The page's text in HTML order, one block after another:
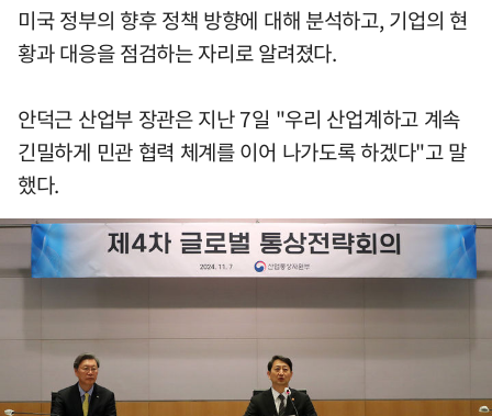
미국 정부의 향후 정책 방향에 대해 분석하고, 기업의 현
황과 대응을 점검하는 자리로 알려졌다.
안덕근 산업부 장관은 지난 7일 "우리 산업계하고 계속
긴밀하게 민관 협력 체계를 이어 나가도록 하겠다"고 말
했다.